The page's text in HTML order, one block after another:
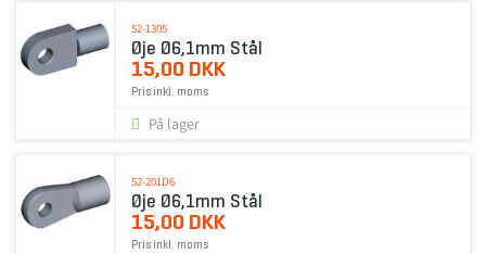
52-1305
Øje Ø6,1mm Stål
15,00 DKK
Pris inkl. moms
På lager
52-201D6
Øje Ø6,1mm Stål
15,00 DKK
Pris inkl. moms